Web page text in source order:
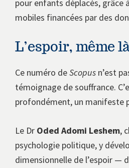
pour enfants déplacés, grâce
mobiles financées par des
L’espoir, même
Ce numéro deScopus n’est
témoignage de souffrance.
profondément, un manifeste
Le Dr Oded Adomi Leshem,
psychologie politique, y
dimensionnelle de l’espoir —